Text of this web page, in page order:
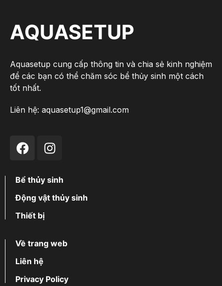
AQUASETUP
Aquasetup cung cấp thông tin và chia sẻ kinh nghiệm
để các bạn có thể chăm sóc bể thủy sinh một cách
tốt nhất.
Liên hệ: aquasetup1@gmail.com
Bể thủy sinh
Động vật thủy sinh
Thiết bị
Về trang web
Liên hệ
Privacy Policy